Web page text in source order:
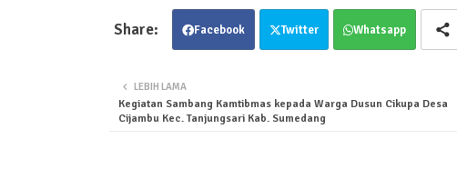
Facebook Twitter Whatsapp
LEBIH LAMA
Kegiatan Sambang Kamtibmas kepada Warga Dusun Cikupa Desa
Cijambu Kec. Tanjungsari Kab. Sumedang